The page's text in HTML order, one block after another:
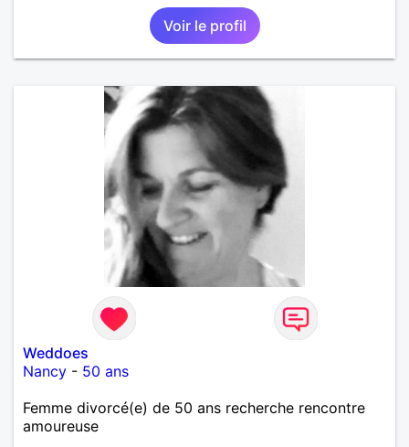
Voir le profil
Weddoes
Nancy - 50 ans
Femme divorcé(e) de 50 ans recherche rencontre
amoureuse